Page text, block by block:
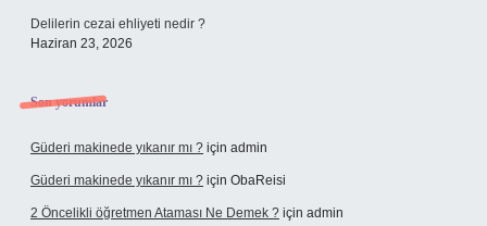
Delilerin cezai ehliyeti nedir ?
Haziran 23, 2026
Son yorumlar
Güderi makinede yıkanır mı ? için admin
Güderi makinede yıkanır mı ? için ObaReisi
2 Öncelikli öğretmen Ataması Ne Demek ? için admin